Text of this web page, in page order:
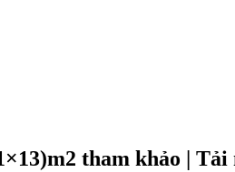
tham khảo | Tải